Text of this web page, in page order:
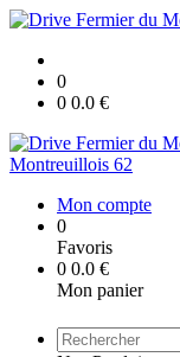
0
0 0.0 €
Montreuillois 62
Mon compte
0
Favoris
0 0.0 €
Mon panier